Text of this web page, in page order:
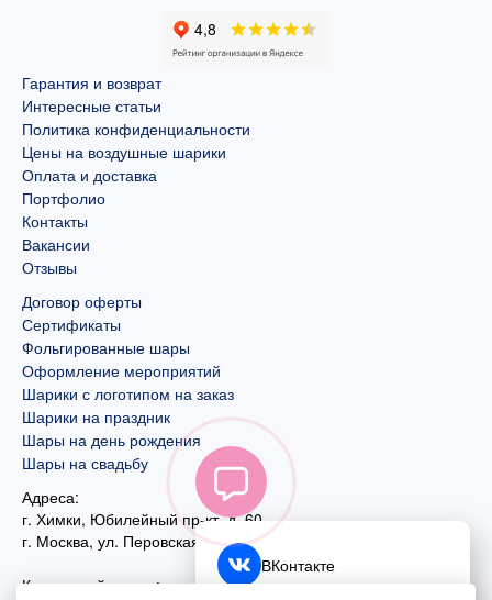
Гарантия и возврат
Интересные статьи
Политика конфиденциальности
Цены на воздушные шарики
Оплата и доставка
Портфолио
Контакты
Вакансии
Отзывы
Договор оферты
Сертификаты
Фольгированные шары
Оформление мероприятий
Шарики с логотипом на заказ
Шарики на праздник
Шары на день рождения
Шары на свадьбу
Адреса:
г. Химки, Юбилейный пр-кт, д. 60
г. Москва, ул. Перовская, д. 59
Контактный номер:
ВКонтакте